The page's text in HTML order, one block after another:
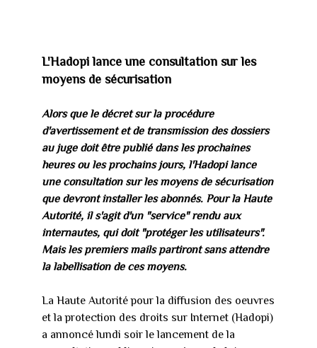
L'Hadopi lance une consultation sur les
moyens de sécurisation
Alors que le décret sur la procédure
d'avertissement et de transmission des dossiers
au juge doit être publié dans les prochaines
heures ou les prochains jours, l'Hadopi lance
une consultation sur les moyens de sécurisation
que devront installer les abonnés. Pour la Haute
Autorité, il s'agit d'un "service" rendu aux
internautes, qui doit "protéger les utilisateurs".
Mais les premiers mails partiront sans attendre
la labellisation de ces moyens.
La Haute Autorité pour la diffusion des oeuvres
et la protection des droits sur Internet (Hadopi)
a annoncé lundi soir le lancement de la